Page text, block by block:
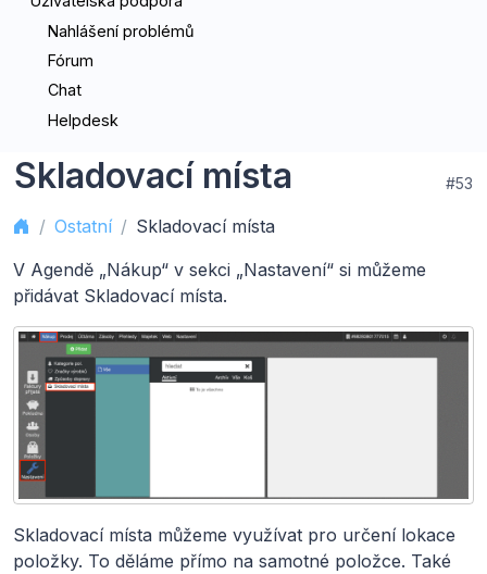
Nahlášení problémů
Fórum
Chat
Helpdesk
Skladovací místa #53
Ostatní
Skladovací místa
V Agendě „Nákup“ v sekci „Nastavení“ si můžeme
přidávat Skladovací místa.
Skladovací místa můžeme využívat pro určení lokace
položky. To děláme přímo na samotné položce. Také